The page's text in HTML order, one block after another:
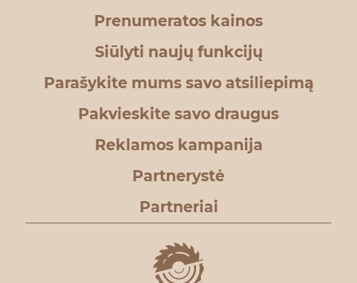
Prenumeratos kainos
Siūlyti naujų funkcijų
Parašykite mums savo atsiliepimą
Pakvieskite savo draugus
Reklamos kampanija
Partnerystė
Partneriai